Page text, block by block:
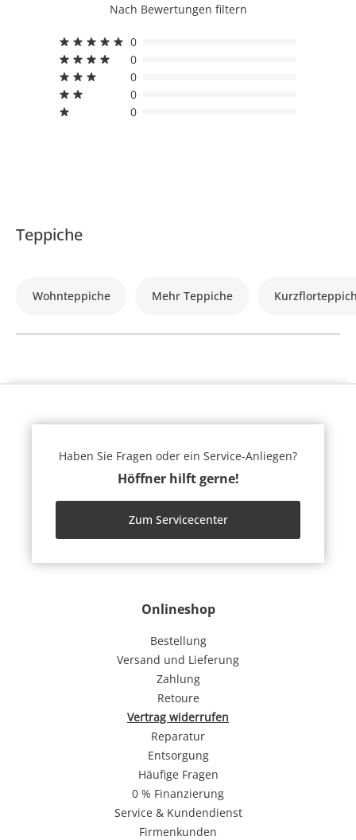
Nach Bewertungen filtern
0
0
0
0
0
Teppiche
Wohnteppiche Mehr Teppiche
Onlineshop
Bestellung
Versand und Lieferung
Zahlung
Retoure
Vertrag widerrufen
Reparatur
Entsorgung
Häufige Fragen
0 % Finanzierung
Service & Kundendienst
Firmenkunden
Haben Sie Fragen oder ein Service-Anliegen?
Höffner hilft gerne!
Zum Servicecenter